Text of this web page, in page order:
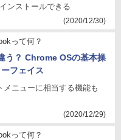
ンストールできる
(2020/12/30)
って何？
う？ Chrome OSの基本操
フェイス
メニューに相当する機能も
(2020/12/29)
って何？